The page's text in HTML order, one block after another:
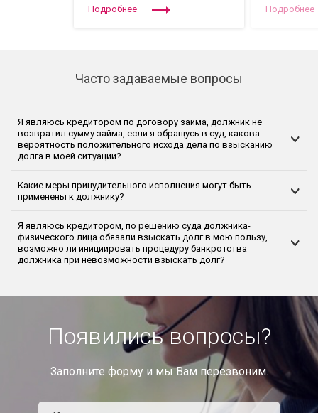
Подробнее
Подробнее
Часто задаваемые вопросы
Я являюсь кредитором по договору займа, должник не
возвратил сумму займа, если я обращусь в суд, какова
вероятность положительного исхода дела по взысканию
долга в моей ситуации?
Какие меры принудительного исполнения могут быть
применены к должнику?
Я являюсь кредитором, по решению суда должника-
физического лица обязали взыскать долг в мою пользу,
возможно ли инициировать процедуру банкротства
должника при невозможности взыскать долг?
Появились вопросы?
Заполните форму и мы Вам перезвоним.